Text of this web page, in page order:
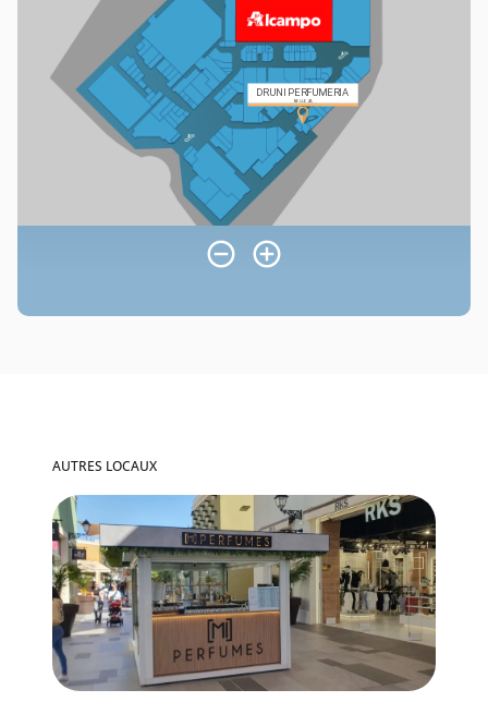
AUTRES LOCAUX